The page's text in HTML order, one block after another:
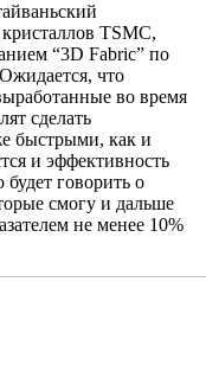
TSMC,
“3D Fabric” по
что
во время
сделать
быстрыми, как и
и эффективность
говорить о
смогу и дальше
не менее 10%